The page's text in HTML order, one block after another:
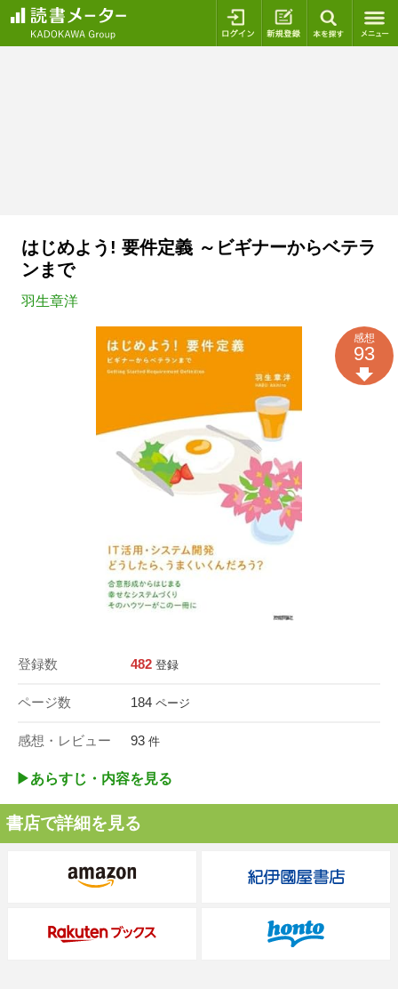
ログイン 新規登録
はじめよう! 要件定義 ～ビギナーからベテラ
ンまで
羽生章洋
登録数 482 登録
ページ数 184 ページ
感想・レビュー 93 件
感想
93
▶︎あらすじ・内容を見る
書店で詳細を見る